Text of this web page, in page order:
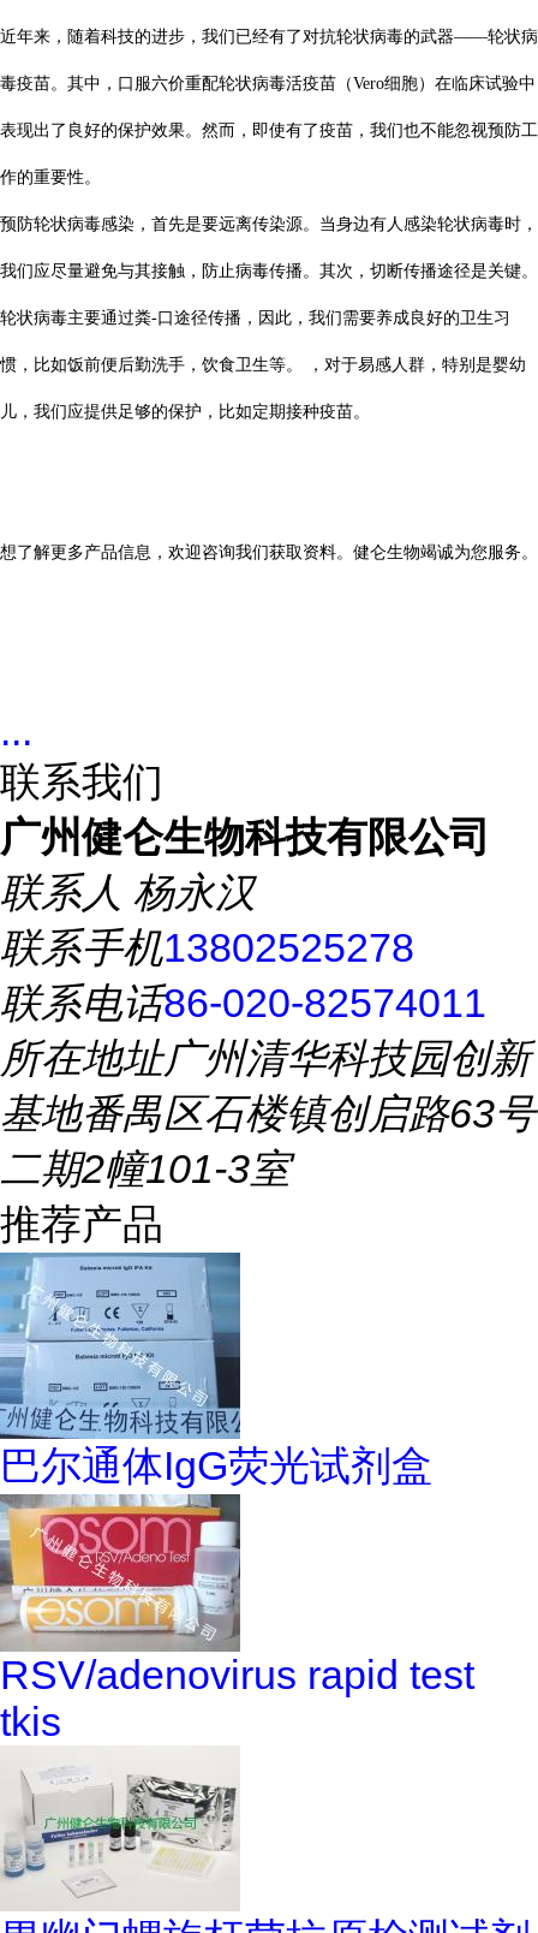
近年来，随着科技的进步，我们已经有了对抗轮状病毒的武器——轮状病
毒疫苗。其中，口服六价重配轮状病毒活疫苗（Vero细胞）在临床试验中
表现出了良好的保护效果。然而，即使有了疫苗，我们也不能忽视预防工
作的重要性。
预防轮状病毒感染，首先是要远离传染源。当身边有人感染轮状病毒时，
我们应尽量避免与其接触，防止病毒传播。其次，切断传播途径是关键。
轮状病毒主要通过粪-口途径传播，因此，我们需要养成良好的卫生习
惯，比如饭前便后勤洗手，饮食卫生等。 ，对于易感人群，特别是婴幼
儿，我们应提供足够的保护，比如定期接种疫苗。
想了解更多产品信息，欢迎咨询我们获取资料。健仑生物竭诚为您服务。
...
联系我们
广州健仑生物科技有限公司
联系人 杨永汉
联系手机13802525278
联系电话86-020-82574011
所在地址广州清华科技园创新
基地番禺区石楼镇创启路63号
二期2幢101-3室
推荐产品
巴尔通体IgG荧光试剂盒
RSV/adenovirus rapid test
tkis